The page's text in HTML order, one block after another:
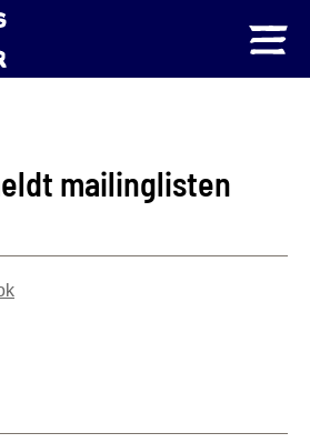
mailinglisten